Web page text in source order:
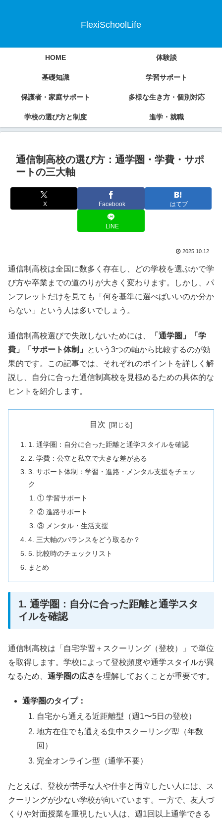
FlexiSchoolLife
HOME 体験談
基礎知識 学習サポート
保護者・家庭サポート 多様な生き方・個別対応
学校の選び方と制度 進学・就職
通信制高校の選び方：通学圏・学費・サポ
ートの三大軸
X Facebook はてブ
LINE
2025.10.12
通信制高校は全国に数多く存在し、どの学校を選ぶかで学
び方や卒業までの道のりが大きく変わります。しかし、パ
ンフレットだけを見ても「何を基準に選べばいいのか分か
らない」という人は多いでしょう。
通信制高校選びで失敗しないためには、
「通学圏」「学
費」「サポート体制」
という3つの軸から比較するのが効
果的です。この記事では、それぞれのポイントを詳しく解
説し、自分に合った通信制高校を見極めるための具体的な
ヒントを紹介します。
目次
1. 通学圏：自分に合った距離と通学スタイルを確認
2. 学費：公立と私立で大きな差がある
3. サポート体制：学習・進路・メンタル支援をチェッ
ク
① 学習サポート
② 進路サポート
③ メンタル・生活支援
4. 三大軸のバランスをどう取るか？
5. 比較時のチェックリスト
まとめ
1. 通学圏：自分に合った距離と通学スタ
イルを確認
通信制高校は「自宅学習＋スクーリング（登校）」で単位
を取得します。学校によって登校頻度や通学スタイルが異
なるため、 通学圏の広さ を理解しておくことが重要です。
通学圏のタイプ：
自宅から通える近距離型（週1〜5日の登校）
地方在住でも通える集中スクーリング型（年数
回）
完全オンライン型（通学不要）
たとえば、登校が苦手な人や仕事と両立したい人には、ス
クーリングが少ない学校が向いています。一方で、友人づ
くりや対面授業を重視したい人は、週1回以上通学できる